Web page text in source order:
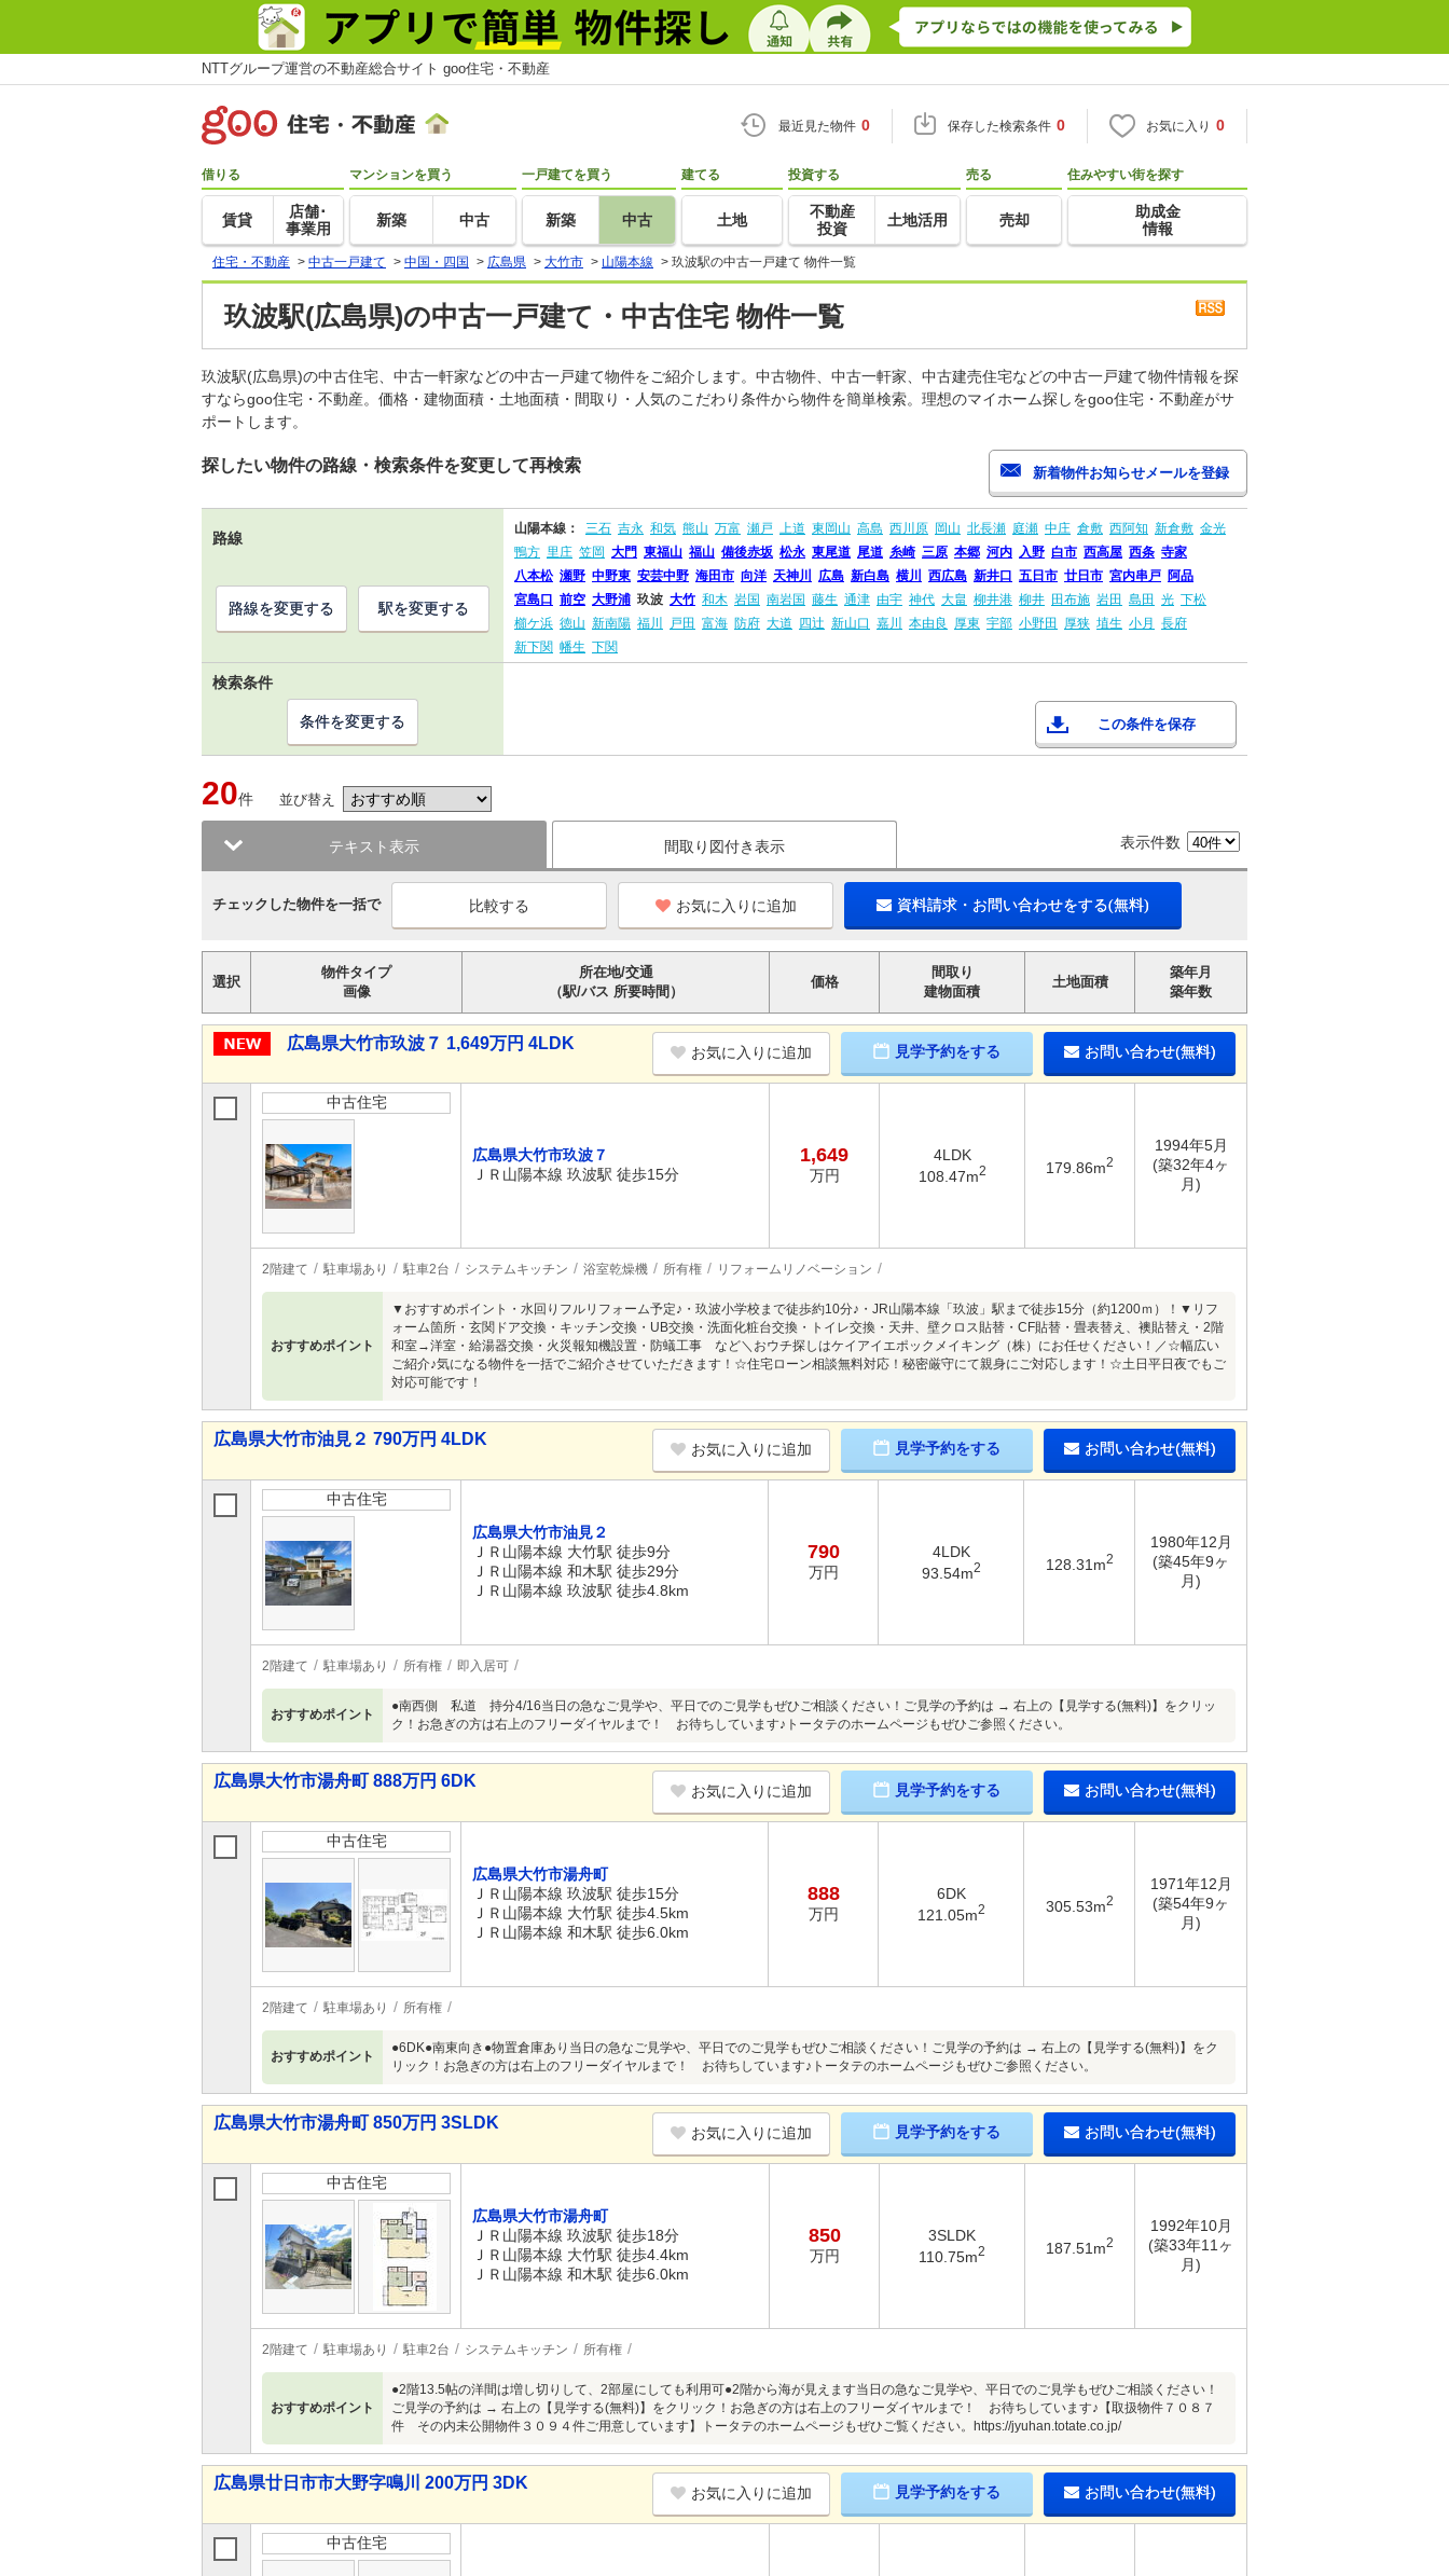
NTTグループ運営の不動産総合サイト goo住宅・不動産
最近見た物件 0 保存した検索条件 0 お気に入り 0
借りる
賃貸
店舗･
事業用
マンションを買う
新築 中古
一戸建てを買う
新築 中古
建てる
土地
投資する
不動産
投資
土地活用
売る
売却
住みやすい街を探す
助成金
情報
住宅・不動産 > 中古一戸建て > 中国・四国 > 広島県 > 大竹市 > 山陽本線 > 玖波駅の中古一戸建て 物件一覧
玖波駅(広島県)の中古一戸建て・中古住宅 物件一覧
玖波駅(広島県)の中古住宅、中古一軒家などの中古一戸建て物件をご紹介します。中古物件、中古一軒家、中古建売住宅などの中古一戸建て物件情報を探
すならgoo住宅・不動産。価格・建物面積・土地面積・間取り・人気のこだわり条件から物件を簡単検索。理想のマイホーム探しをgoo住宅・不動産がサ
ポートします。
探したい物件の路線・検索条件を変更して再検索
路線
山陽本線： 三石 吉永 和気 熊山 万富 瀬戸 上道 東岡山 高島 西川原 岡山 北長瀬 庭瀬 中庄 倉敷 西阿知 新倉敷 金光
鴨方 里庄 笠岡 大門 東福山 福山 備後赤坂 松永 東尾道 尾道 糸崎 三原 本郷 河内 入野 白市 西高屋 西条 寺家
八本松 瀬野 中野東 安芸中野 海田市 向洋 天神川 広島 新白島 横川 西広島 新井口 五日市 廿日市 宮内串戸 阿品
宮島口
前空 大野浦 玖波 大竹 和木 岩国 南岩国 藤生 通津 由宇 神代 大畠 柳井港 柳井 田布施 岩田 島田 光 下松
櫛ケ浜 徳山 新南陽 福川 戸田 富海 防府 大道 四辻 新山口 嘉川 本由良 厚東 宇部 小野田 厚狭 埴生 小月
長府
新下関 幡生 下関
路線を変更する 駅を変更する
検索条件
この条件を保存
条件を変更する
20件 並び替え
テキスト表示 間取り図付き表示 表示件数
チェックした物件を一括で お気に入りに追加 資料請求・お問い合わせをする(無料)
選択
物件タイプ
画像
所在地/交通
（駅/バス 所要時間）
価格
間取り
建物面積
土地面積
築年月
築年数
広島県大竹市玖波７ 1,649万円 4LDK お気に入りに追加 見学予約をする お問い合わせ(無料)
中古住宅
広島県大竹市玖波７
ＪＲ山陽本線 玖波駅 徒歩15分
1,649
万円
4LDK
108.47m2 179.86m2
1994年5月
(築32年4ヶ
月)
2階建て 駐車場あり 駐車2台 システムキッチン 浴室乾燥機 所有権 リフォームリノベーション
おすすめポイント
▼おすすめポイント・水回りフルリフォーム予定♪・玖波小学校まで徒歩約10分♪・JR山陽本線「玖波」駅まで徒歩15分（約1200ｍ）！▼リフ
ォーム箇所・玄関ドア交換・キッチン交換・UB交換・洗面化粧台交換・トイレ交換・天井、壁クロス貼替・CF貼替・畳表替え、襖貼替え・2階
和室→洋室・給湯器交換・火災報知機設置・防蟻工事 など＼おウチ探しはケイアイエポックメイキング（株）にお任せください！／☆幅広い
ご紹介♪気になる物件を一括でご紹介させていただきます！☆住宅ローン相談無料対応！秘密厳守にて親身にご対応します！☆土日平日夜でもご
対応可能です！
広島県大竹市油見２ 790万円 4LDK
お気に入りに追加 見学予約をする お問い合わせ(無料)
中古住宅
広島県大竹市油見２
ＪＲ山陽本線 大竹駅 徒歩9分
ＪＲ山陽本線 和木駅 徒歩29分
ＪＲ山陽本線 玖波駅 徒歩4.8km
790
万円
4LDK
93.54m2 128.31m2
1980年12月
(築45年9ヶ
月)
2階建て 駐車場あり 所有権 即入居可
おすすめポイント
●南西側 私道 持分4/16当日の急なご見学や、平日でのご見学もぜひご相談ください！ご見学の予約は → 右上の【見学する(無料)】をクリッ
ク！お急ぎの方は右上のフリーダイヤルまで！ お待ちしています♪トータテのホームページもぜひご参照ください。
広島県大竹市湯舟町 888万円 6DK
お気に入りに追加 見学予約をする お問い合わせ(無料)
中古住宅
広島県大竹市湯舟町
ＪＲ山陽本線 玖波駅 徒歩15分
ＪＲ山陽本線 大竹駅 徒歩4.5km
ＪＲ山陽本線 和木駅 徒歩6.0km
888
万円
6DK
121.05m2 305.53m2
1971年12月
(築54年9ヶ
月)
2階建て 駐車場あり 所有権
おすすめポイント
●6DK●南東向き●物置倉庫あり当日の急なご見学や、平日でのご見学もぜひご相談ください！ご見学の予約は → 右上の【見学する(無料)】をク
リック！お急ぎの方は右上のフリーダイヤルまで！ お待ちしています♪トータテのホームページもぜひご参照ください。
広島県大竹市湯舟町 850万円 3SLDK
お気に入りに追加 見学予約をする お問い合わせ(無料)
中古住宅
広島県大竹市湯舟町
ＪＲ山陽本線 玖波駅 徒歩18分
ＪＲ山陽本線 大竹駅 徒歩4.4km
ＪＲ山陽本線 和木駅 徒歩6.0km
850
万円
3SLDK
110.75m2 187.51m2
1992年10月
(築33年11ヶ
月)
2階建て 駐車場あり 駐車2台 システムキッチン 所有権
おすすめポイント
●2階13.5帖の洋間は増し切りして、2部屋にしても利用可●2階から海が見えます当日の急なご見学や、平日でのご見学もぜひご相談ください！
ご見学の予約は → 右上の【見学する(無料)】をクリック！お急ぎの方は右上のフリーダイヤルまで！ お待ちしています♪【取扱物件７０８７
件 その内未公開物件３０９４件ご用意しています】トータテのホームページもぜひご覧ください。https://jyuhan.totate.co.jp/
広島県廿日市市大野字鳴川 200万円 3DK
お気に入りに追加 見学予約をする お問い合わせ(無料)
中古住宅